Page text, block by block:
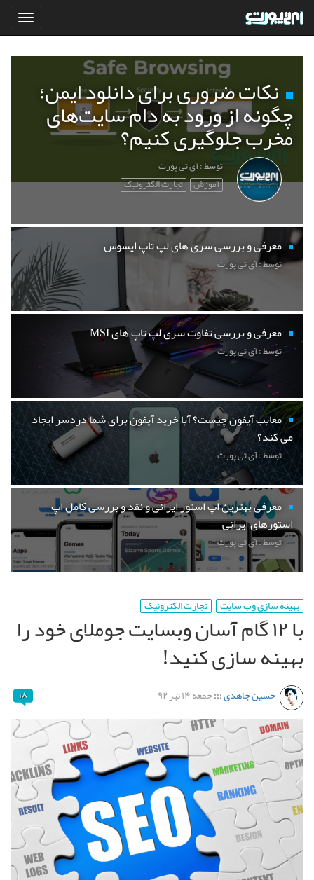
نکات ضروری برای دانلود ایمن؛
چگونه از ورود به دام سایت‌های
مخرب جلوگیری کنیم؟
توسط : آی تی پورت
آموزش تجارت الکترونیک
معرفی و بررسی سری های لپ تاپ ایسوس
توسط : آی تی پورت
معرفی و بررسی تفاوت سری لپ تاپ های MSI
توسط : آی تی پورت
معایب آیفون چیست؟ آیا خرید آیفون برای شما دردسر ایجاد
می کند؟
توسط : آی تی پورت
معرفی بهترین اپ استور ایرانی و نقد و بررسی کامل اپ
استورهای ایرانی
توسط : آی تی پورت
بهینه سازی وب سایت تجارت الکترونیک
با ۱۲ گام آسان وبسایت جوملای خود را
بهینه سازی کنید!
حسین جاهدی:::جمعه ۱۴ تیر ۹۲ ۱۸